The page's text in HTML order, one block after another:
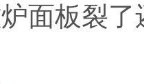
面板裂了